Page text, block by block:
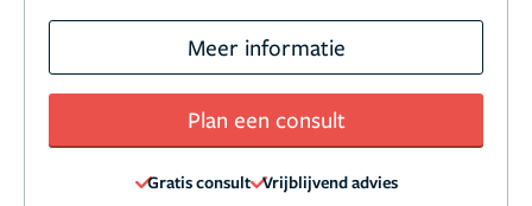
Meer informatie
Plan een consult
Gratis consult Vrijblijvend advies